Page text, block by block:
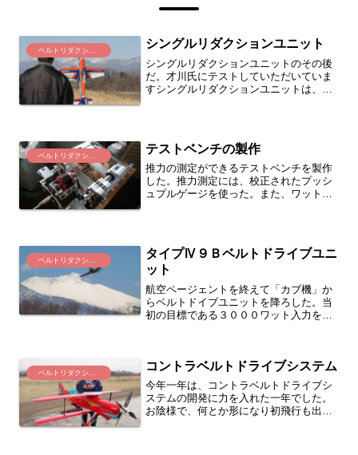
ベルトリダクション(K, KⅡ) シングルリダクションユニット
シングルリダクションユニットのその後
だ。才川氏にテストしていただいていま
すシングルリダクションユニットは、機
ベルトリダクションシステ...
テストベンチの製作
推力の測定ができるテストベンチを製作
した。推力測定には、校正されたプッシ
ュプルゲージを使った。また、ワットメ
００×２本で実際の推力...
ベルトリダクション(K, KⅡ)
タイプⅣ９Ｂベルトドライブユニ
ット
航空ページェントを終えて「カブ機」か
らベルトドイブユニットを降ろした。当
初の目標である３０００ワット入力をテ
していた物だ。撮影当日は、...
コントラベルトドライブシステム
今年一年は、コントラベルトドライブシ
ステムの開発に力を入れた一年でした。
お陰様で、何とか形になり初飛行も出来